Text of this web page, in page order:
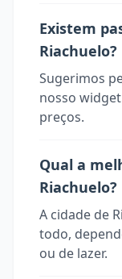
Existem
Riachuelo?
Sugerimos
nosso
preços.
Qual a
Riachuelo?
A cidade de
todo,
ou de lazer.